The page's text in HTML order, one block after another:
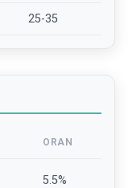
25-35
ORAN
5.5%